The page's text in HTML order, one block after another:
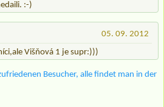
:-)
05. 09. 2012
Višňová 1 je supr:)))
Besucher, alle findet man in der